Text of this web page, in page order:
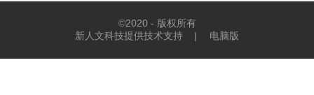
©2020 - 版权所有
新人文科技提供技术支持
| 电脑版